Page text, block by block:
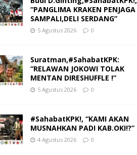
“PANGLIMA KRAKEN PENJAGA
SAMPALI,DELI SERDANG”
5 Agustus 2026 0
Suratman,#SahabatKPK:
“RELAWAN JOKOWI TOLAK
MENTAN DIRESHUFFLE !”
5 Agustus 2026 0
#SahabatKPK!, “KAMI AKAN
MUSNAHKAN PADI KAB.OKI!?”
4 Agustus 2026 0